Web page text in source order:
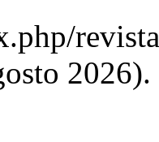
2026).